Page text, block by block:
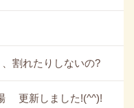
割れたりしないの?
更新しました!(^^)!